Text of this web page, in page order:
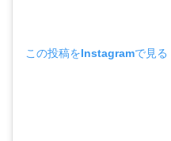
この投稿をInstagramで見る